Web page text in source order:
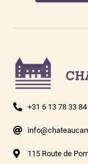
+31 6 13 78 33 84
115 Route de